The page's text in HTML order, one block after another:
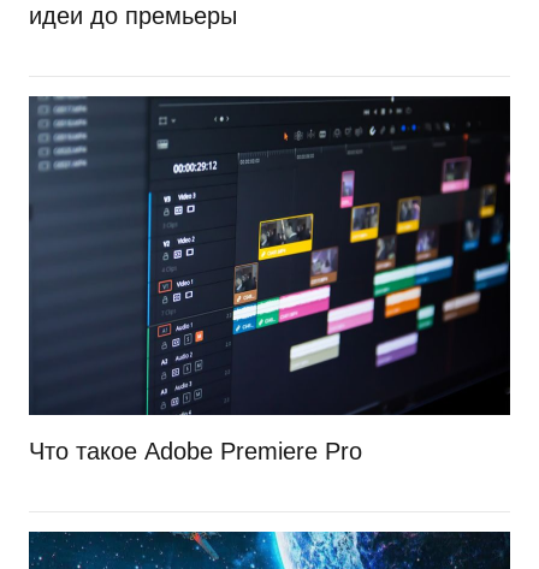
идеи до премьеры
Что такое Adobe Premiere Pro